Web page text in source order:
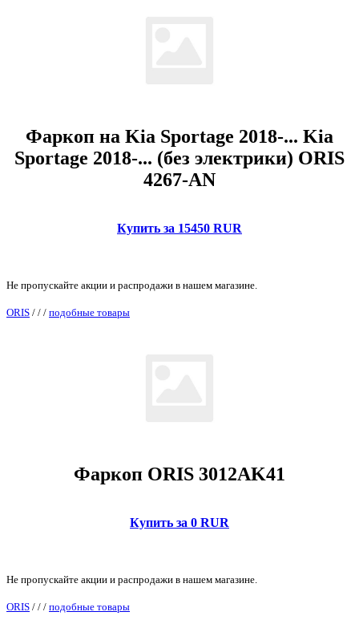
Фаркоп на Kia Sportage 2018-... Kia
Sportage 2018-... (без электрики) ORIS
4267-AN
Купить за 15450 RUR
Не пропускайте акции и распродажи в нашем магазине.
ORIS / / / подобные товары
Фаркоп ORIS 3012AK41
Купить за 0 RUR
Не пропускайте акции и распродажи в нашем магазине.
ORIS / / / подобные товары